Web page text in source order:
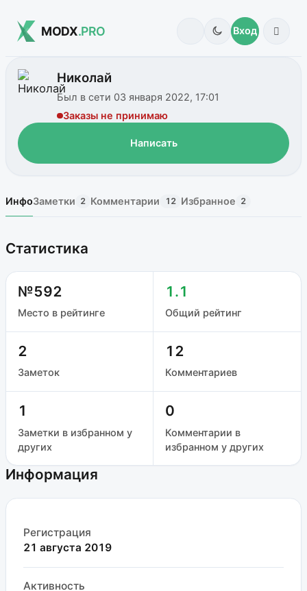
MODX.PRO Вход
Николай
Был в сети 03 января 2022, 17:01
Заказы не принимаю
Написать
ИнфоЗаметки 2 Комментарии 12 Избранное 2
Статистика
№592
Место в рейтинге
1.1
Общий рейтинг
2
Заметок
12
Комментариев
1
Заметки в избранном у
других
0
Комментарии в
избранном у других
Информация
Регистрация
21 августа 2019
Активность